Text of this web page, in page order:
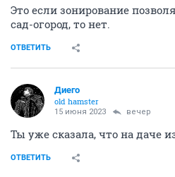
Это если зонирование
сад-огород, то нет.
ОТВЕТИТЬ
Диего
old hamster
15 июня 2023 вечер
Ты уже сказала, что на даче
ОТВЕТИТЬ